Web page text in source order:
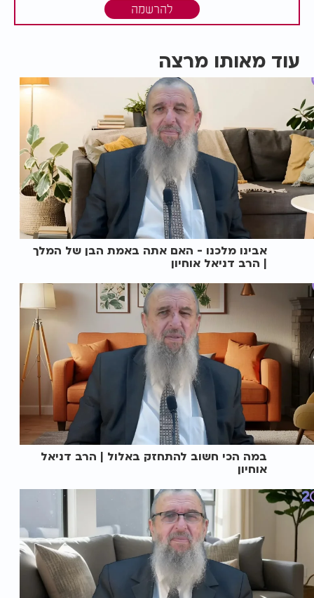
להרשמה
עוד מאותו מרצה
אבינו מלכנו - האם אתה באמת הבן של המלך
| הרב דניאל אוחיון
במה הכי חשוב להתחזק באלול | הרב דניאל
אוחיון